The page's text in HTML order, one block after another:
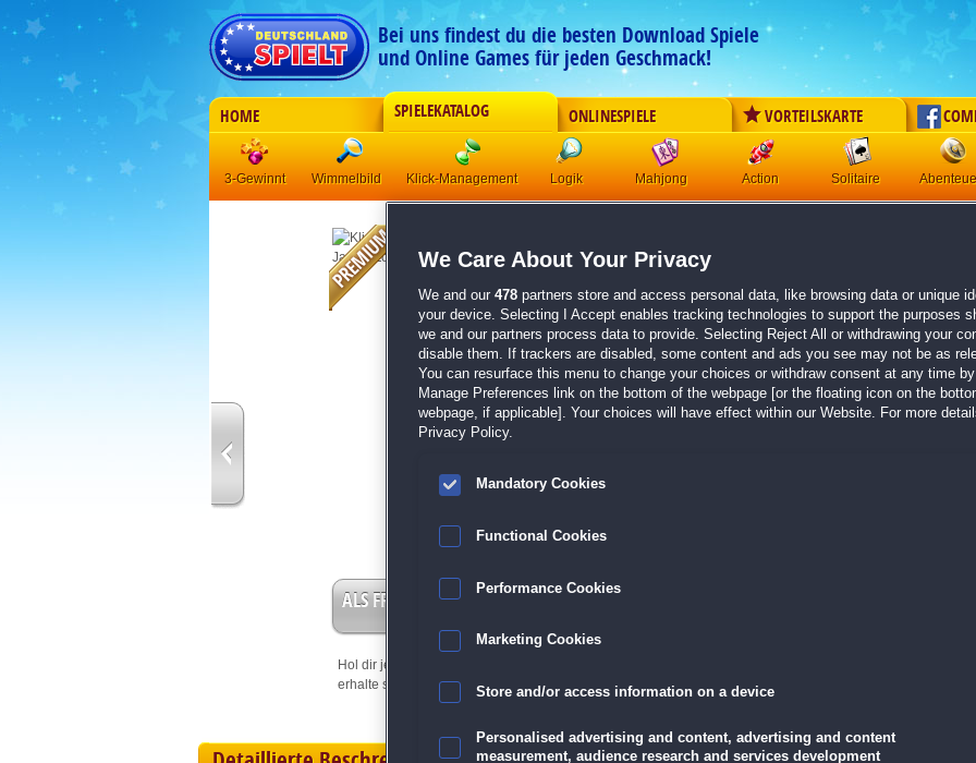
Bei uns findest du die besten Download Spiele
und Online Games für jeden Geschmack!
HOME SPIELEKATALOG ONLINESPIELE VORTEILSKARTE
3-Gewinnt Wimmelbild Klick-Management Logik Mahjong Action Solitaire
Jane's Zoo
Originaltitel:
Entwickler: Mersie
von3 Mitgliedern
Klick-Management | Größe: 37.7 MB
Leite deinen eigenen Zoo und kümmere dich um
Hol dir diesen wunderbaren neuen Spaß von
ALS FREISPIEL EINLÖSEN
Hol dir jetzt deine
erhalte sofort bis zu 15 Freispiele!
GRATIS DOWNLOADEN
teste es 60 Minuten lang kostenlos!
We Care About Your Privacy
We and our 478 partners store and access personal data, like browsing data or unique
your device. Selecting I Accept enables tracking technologies to support the purposes
we and our partners process data to provide. Selecting Reject All or withdrawing your
disable them. If trackers are disabled, some content and ads you see may not be as
You can resurface this menu to change your choices or withdraw consent at any time
Manage Preferences link on the bottom of the webpage [or the floating icon on the
webpage, if applicable]. Your choices will have effect within our Website. For more
Privacy Policy.
Mandatory Cookies
Functional Cookies
Performance Cookies
Marketing Cookies
Store and/or access information on a device
Personalised advertising and content, advertising and content
measurement, audience research and services development